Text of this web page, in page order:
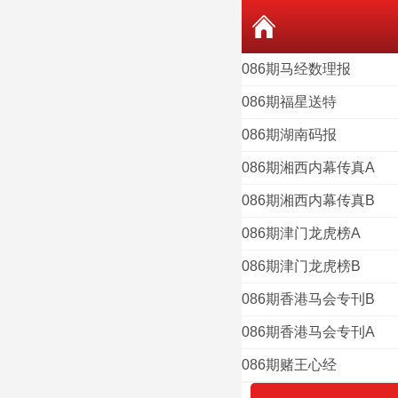
086期马经数理报
086期福星送特
086期湖南码报
086期湘西内幕传真A
086期湘西内幕传真B
086期津门龙虎榜A
086期津门龙虎榜B
086期香港马会专刊B
086期香港马会专刊A
086期赌王心经